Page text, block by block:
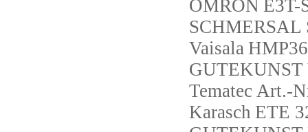
OMRON E3T-
SCHMERSAL
Vaisala
GUTEKUNST
Tematec Art.-
Karasch ETE